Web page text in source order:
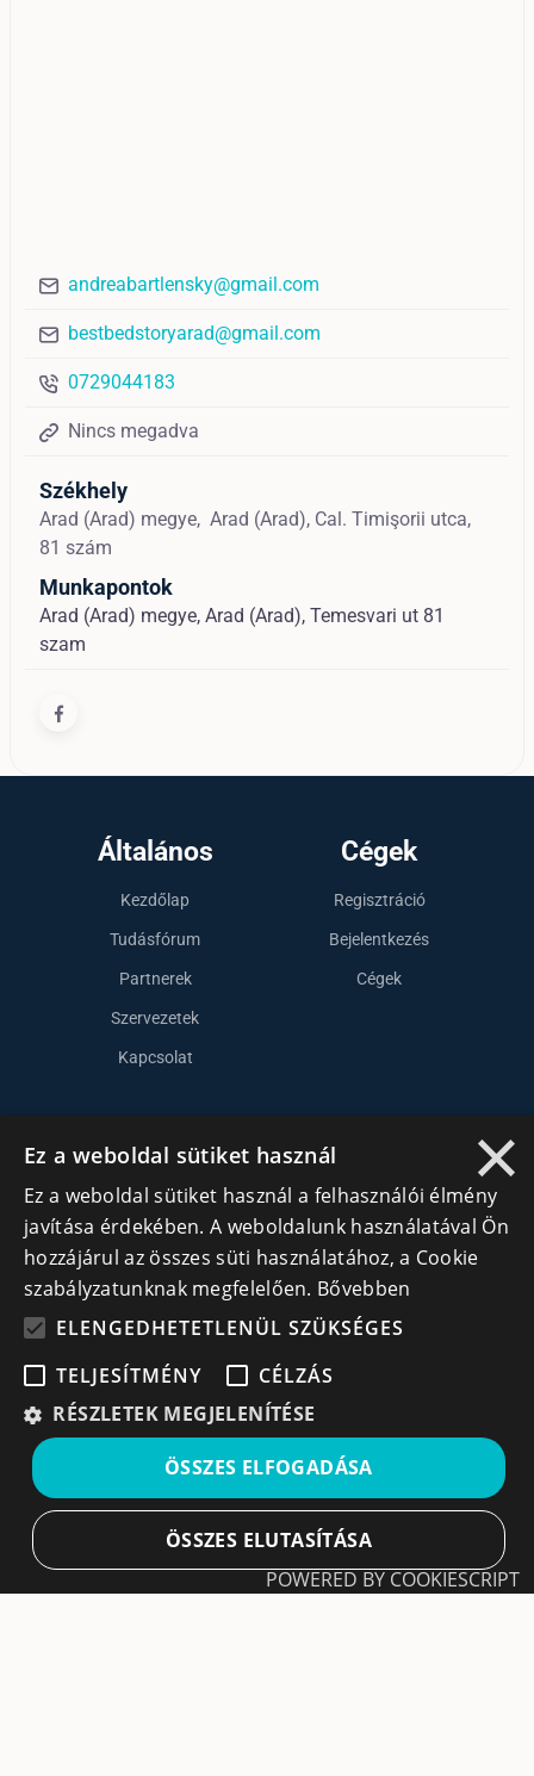
andreabartlensky@gmail.com
bestbedstoryarad@gmail.com
0729044183
Nincs megadva
Székhely
Arad (Arad) megye, Arad (Arad), Cal. Timişorii utca,
81 szám
Munkapontok
Arad (Arad) megye, Arad (Arad), Temesvari ut 81
szam
Általános
Kezdőlap
Tudásfórum
Partnerek
Szervezetek
Kapcsolat
Cégek
Regisztráció
Bejelentkezés
Cégek
Lépj kapcsolatba velünk
info@cegek.ro
+40 740 856 970
Iratkozz fel hírlevelünkre!
Ne hagyd ki a lehetőséget, hogy naprakész maradj a
legfontosabb üzleti információkkal! A feliratkozás
egyszerű és gyors illetve bármikor leiratkozhatsz, ha úgy
×
Ez a weboldal sütiket használ
Ez a weboldal sütiket használ a felhasználói élmény
javítása érdekében. A weboldalunk használatával Ön
hozzájárul az összes süti használatához, a Cookie
szabályzatunknak megfelelően. Bővebben
ELENGEDHETETLENÜL SZÜKSÉGES
TELJESÍTMÉNY
CÉLZÁS
RÉSZLETEK MEGJELENÍTÉSE
ÖSSZES ELFOGADÁSA
ÖSSZES ELUTASÍTÁSA
POWERED BY COOKIESCRIPT